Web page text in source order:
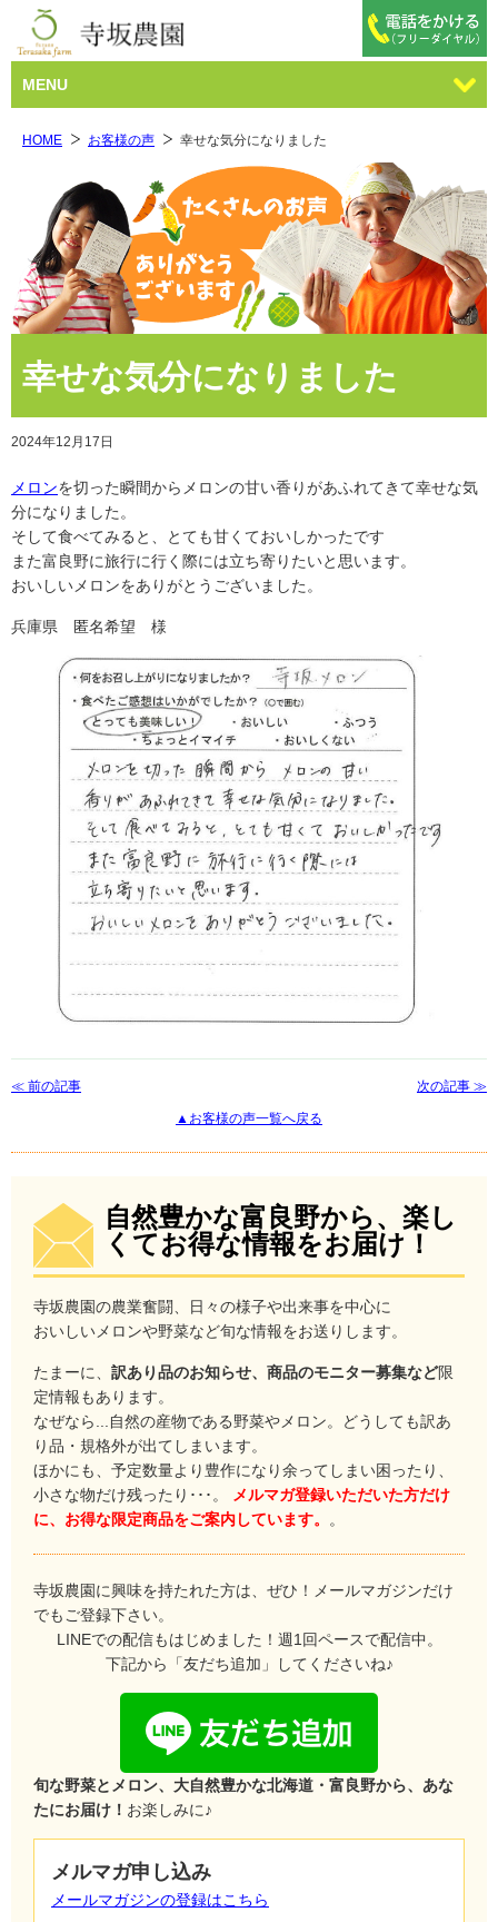
MENU
HOME お客様の声 幸せな気分になりました
幸せな気分になりました
2024年12月17日
メロンを切った瞬間からメロンの甘い香りがあふれてきて幸せな気
分になりました。
そして食べてみると、とても甘くておいしかったです
また富良野に旅行に行く際には立ち寄りたいと思います。
おいしいメロンをありがとうございました。
兵庫県 匿名希望 様
≪ 前の記事 次の記事 ≫
▲お客様の声一覧へ戻る
自然豊かな富良野から、楽し
くてお得な情報をお届け！
寺坂農園の農業奮闘、日々の様子や出来事を中心に
おいしいメロンや野菜など旬な情報をお送りします。
たまーに、 訳あり品のお知らせ、商品のモニター募集など限
定情報もあります。
なぜなら...自然の産物である野菜やメロン。どうしても訳あ
り品・規格外が出てしまいます。
ほかにも、予定数量より豊作になり余ってしまい困ったり、
小さな物だけ残ったり･･･。
メルマガ登録いただいた方だけ
に、お得な限定商品をご案内しています。
。
寺坂農園に興味を持たれた方は、ぜひ！メールマガジンだけ
でもご登録下さい。
LINEでの配信もはじめました！週1回ペースで配信中。
下記から「友だち追加」してくださいね♪
旬な野菜とメロン、大自然豊かな北海道・富良野から、あな
たにお届け！ お楽しみに♪
メルマガ申し込み
メールマガジンの登録はこちら